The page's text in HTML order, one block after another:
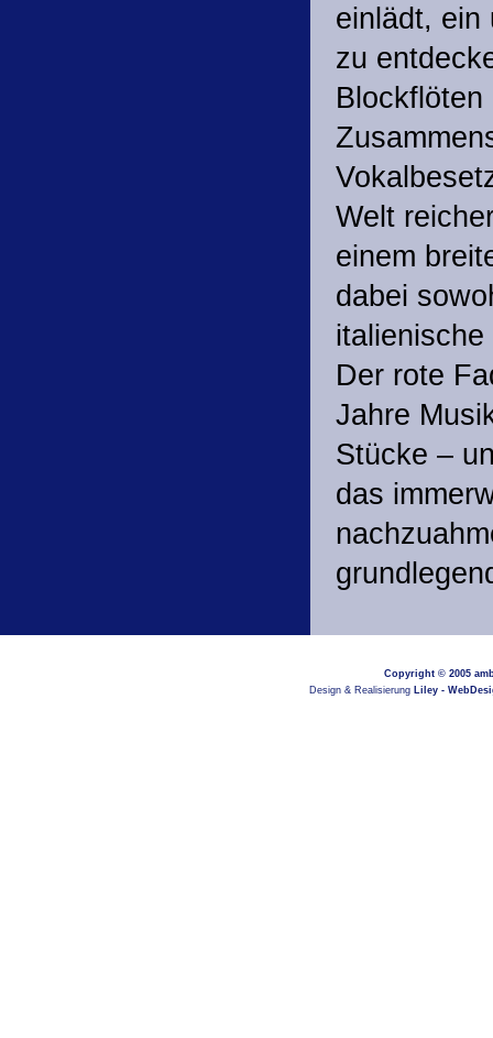
einlädt, ein
zu
Welt
einem
dabei
Der rote
Jahre
Stücke –
das
Copyright © 2005
Design & Realisierung Liley -